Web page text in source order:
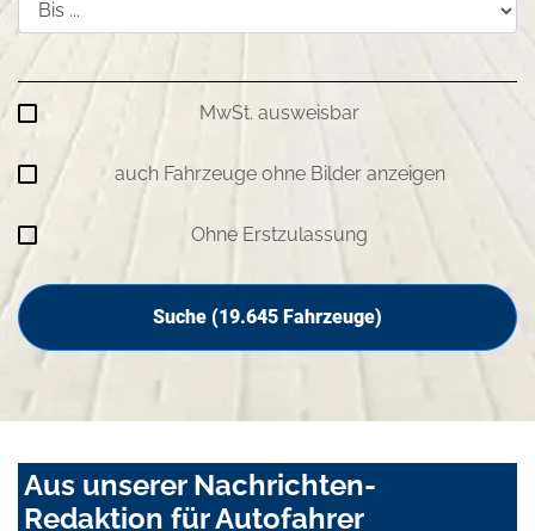
MwSt. ausweisbar
auch Fahrzeuge ohne Bilder anzeigen
Ohne Erstzulassung
Suche (19.645 Fahrzeuge)
Aus unserer Nachrichten-
Redaktion für Autofahrer